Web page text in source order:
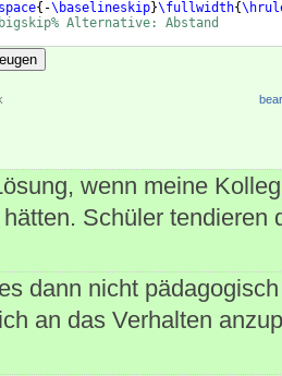
{ -\baselineskip}\fullwidth{
Alternative: Abstand
wenn meine
Schüler tendieren
dann nicht
an das Verhalten